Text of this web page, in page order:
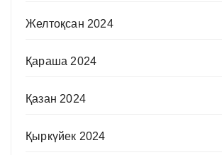
Желтоқсан 2024
Қараша 2024
Қазан 2024
Қыркүйек 2024